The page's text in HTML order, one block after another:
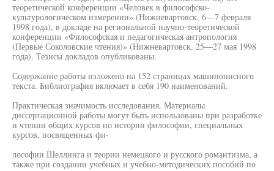
теоретической конференции «Человек в философско-
культурологическом измерении» (Нижневартовск, 6—7 февраля
1998 года), в докладе на региональной научно-теоретической
конференции «Философская и педагогическая антропология
(Первые Соколовские чтения)» (Нижневартовск, 25—27 мая 1998
года). Тезисы докладов опубликованы.
Содержание работы изложено на 152 страницах машинописного
текста. Библиография включает в себя 190 наименований.
Практическая значимость исследования. Материалы
диссертационной работы могут быть использованы при разработке
и чтении общих курсов по истории философии, специальных
курсов, посвященных фи-
лософии Шеллинга и теории немецкого и русского романтизма, а
также при создании учебных и учебно-методических пособий по